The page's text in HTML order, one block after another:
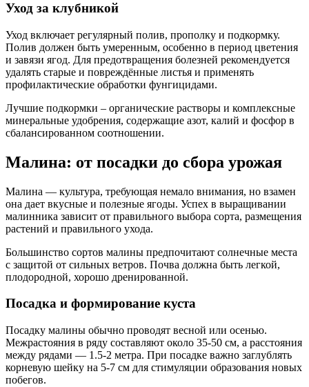
Уход за клубникой
Уход включает регулярный полив, прополку и подкормку.
Полив должен быть умеренным, особенно в период цветения
и завязи ягод. Для предотвращения болезней рекомендуется
удалять старые и повреждённые листья и применять
профилактические обработки фунгицидами.
Лучшие подкормки – органические растворы и комплексные
минеральные удобрения, содержащие азот, калий и фосфор в
сбалансированном соотношении.
Малина: от посадки до сбора урожая
Малина — культура, требующая немало внимания, но взамен
она дает вкусные и полезные ягоды. Успех в выращивании
малинника зависит от правильного выбора сорта, размещения
растений и правильного ухода.
Большинство сортов малины предпочитают солнечные места
с защитой от сильных ветров. Почва должна быть легкой,
плодородной, хорошо дренированной.
Посадка и формирование куста
Посадку малины обычно проводят весной или осенью.
Межрастояния в ряду составляют около 35-50 см, а расстояния
между рядами — 1.5-2 метра. При посадке важно заглублять
корневую шейку на 5-7 см для стимуляции образования новых
побегов.